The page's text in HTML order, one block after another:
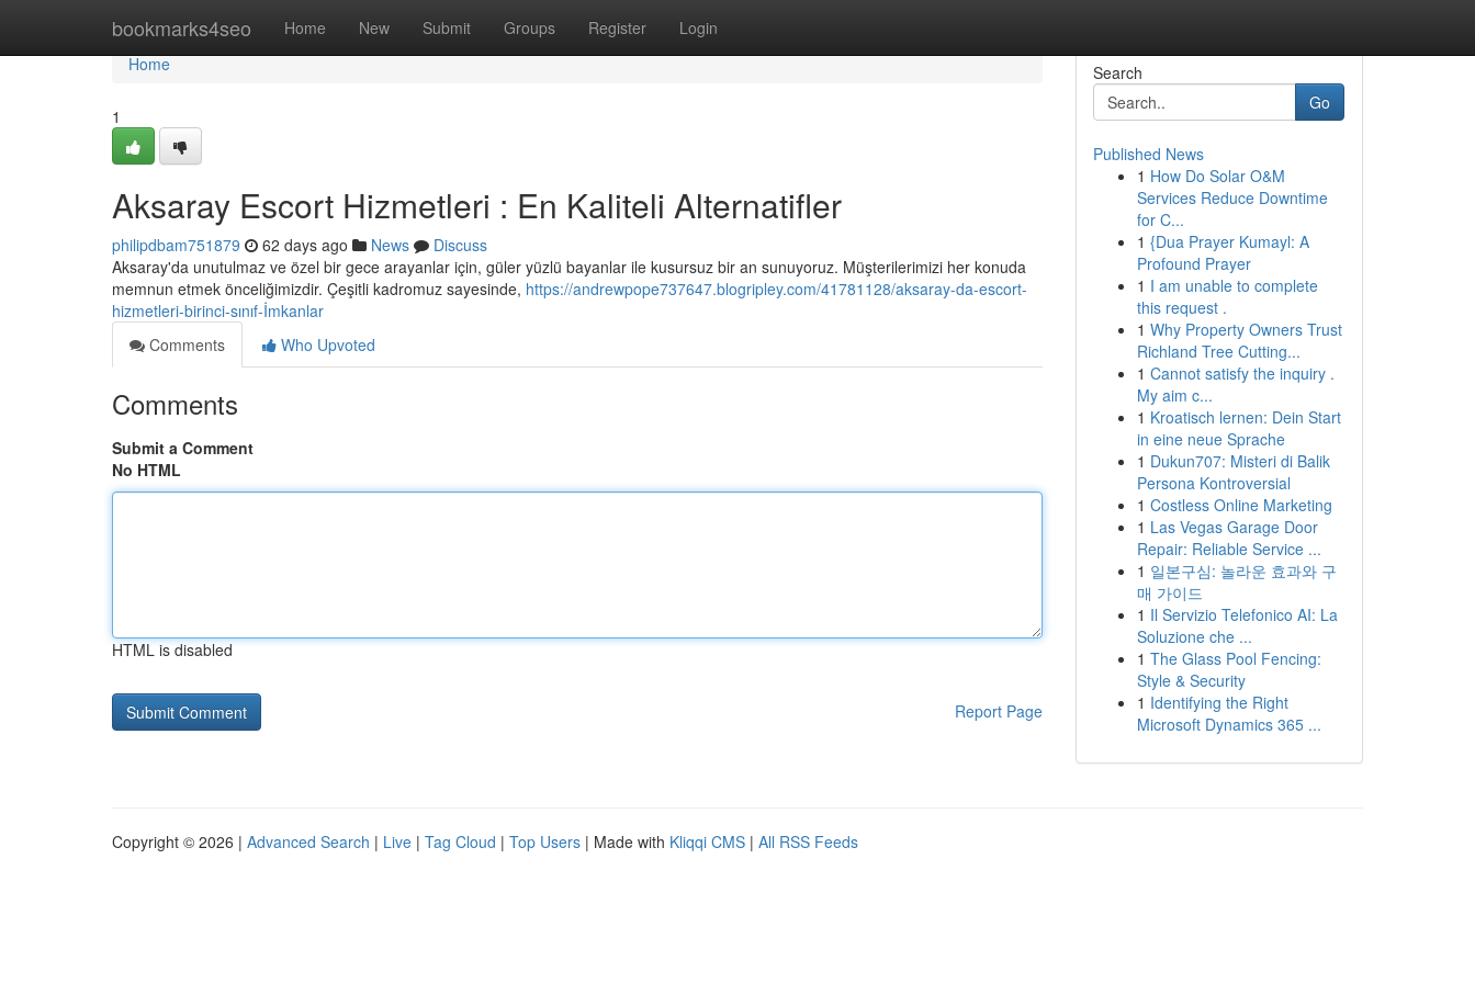
bookmarks4seo Home New Submit Groups Register Login
Home
Home
1
Aksaray Escort Hizmetleri : En Kaliteli Alternatifler
philipdbam751879 62 days ago News
Discuss
Aksaray'da unutulmaz ve özel bir gece arayanlar için, güler yüzlü bayanlar ile kusursuz bir an sunuyoruz. Müşterilerimizi her konuda
memnun etmek önceliğimizdir. Çeşitli kadromuz sayesinde, https://andrewpope737647.blogripley.com/41781128/aksaray-da-escort-
hizmetleri-birinci-sınıf-İmkanlar
Comments
Who Upvoted
Comments
Submit a Comment
No HTML
HTML is disabled
Report Page
Search
Go
Published News
1 How Do Solar O&M
Services Reduce Downtime
for C...
1 {Dua Prayer Kumayl: A
Profound Prayer
1 I am unable to complete
this request .
1 Why Property Owners Trust
Richland Tree Cutting...
1 Cannot satisfy the inquiry .
My aim c...
1 Kroatisch lernen: Dein Start
in eine neue Sprache
1 Dukun707: Misteri di Balik
Persona Kontroversial
1 Costless Online Marketing
1 Las Vegas Garage Door
Repair: Reliable Service ...
1 일본구심: 놀라운 효과와 구
매 가이드
1 Il Servizio Telefonico AI: La
Soluzione che ...
1 The Glass Pool Fencing:
Style & Security
1 Identifying the Right
Microsoft Dynamics 365 ...
Copyright © 2026 | Advanced Search | Live | Tag Cloud | Top Users | Made with Kliqqi CMS | All RSS Feeds